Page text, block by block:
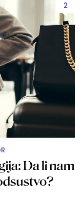
2
Da li nam